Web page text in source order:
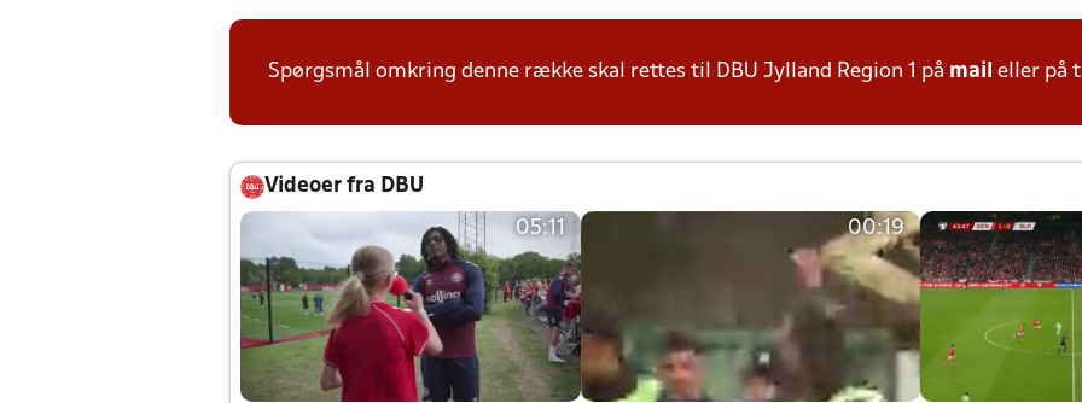
Spørgsmål omkring denne række skal rettes til DBU Jylland Region 1 på mail eller på
Videoer fra DBU
05:11 00:19